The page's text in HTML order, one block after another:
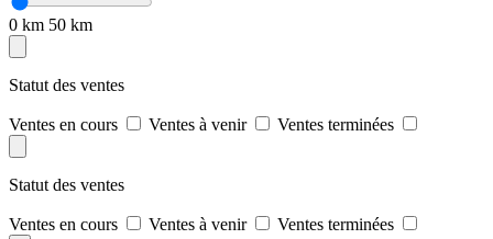
0 km 50 km
Statut des ventes
Ventes en cours Ventes à venir Ventes terminées
Statut des ventes
Ventes en cours Ventes à venir Ventes terminées